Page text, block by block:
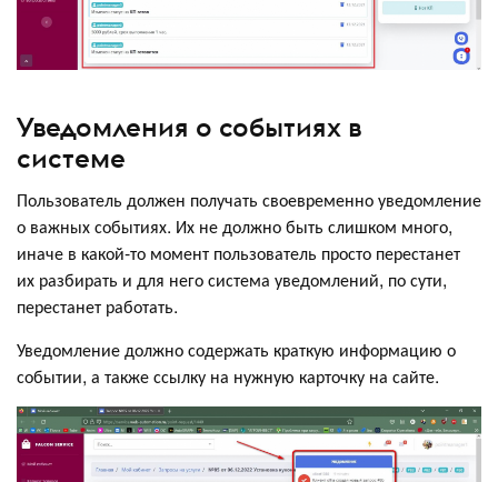
Уведомления о событиях в
системе
Пользователь должен получать своевременно уведомление
о важных событиях. Их не должно быть слишком много,
иначе в какой-то момент пользователь просто перестанет
их разбирать и для него система уведомлений, по сути,
перестанет работать.
Уведомление должно содержать краткую информацию о
событии, а также ссылку на нужную карточку на сайте.